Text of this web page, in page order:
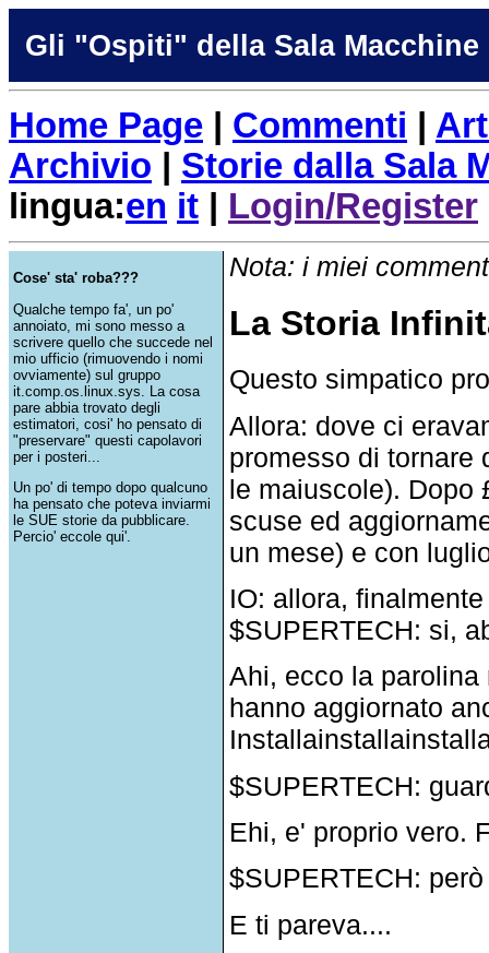
Gli "Ospiti" della Sala Macchine
Home Page Commenti
Archivio
Storie dalla Sala
lingua:en it Login/Register
Cose' sta' roba???
Qualche tempo fa', un po'
annoiato, mi sono messo a
scrivere quello che succede nel
mio ufficio (rimuovendo i nomi
ovviamente) sul gruppo
it.comp.os.linux.sys. La cosa
pare abbia trovato degli
estimatori, cosi' ho pensato di
"preservare" questi capolavori
per i posteri...
Un po' di tempo dopo qualcuno
ha pensato che poteva inviarmi
le SUE storie da pubblicare.
Percio' eccole qui'.
Nota: i miei
La Storia
Questo simpatico
Allora: dove ci
promesso di tornare
le maiuscole). Dopo
scuse ed
un mese) e con
IO: allora,
$SUPERTECH: si,
Ahi, ecco la
hanno aggiornato
$SUPERTECH:
Ehi, e' proprio vero.
$SUPERTECH:
E ti pareva....